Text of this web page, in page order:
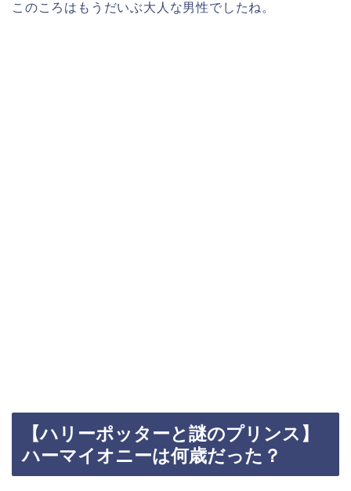
このころはもうだいぶ大人な男性でしたね。
【ハリーポッターと謎のプリンス】
ハーマイオニーは何歳だった？